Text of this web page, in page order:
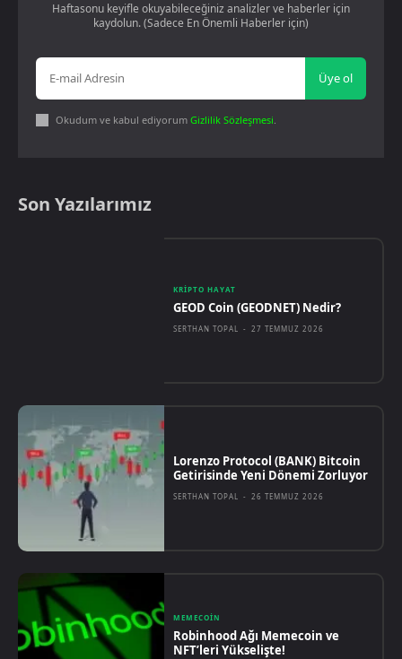
Haftasonu keyifle okuyabileceğiniz analizler ve haberler için
kaydolun. (Sadece En Önemli Haberler için)
Üye ol
Okudum ve kabul ediyorum Gizlilik Sözleşmesi.
Son Yazılarımız
KRIPTO HAYAT
GEOD Coin (GEODNET) Nedir?
SERTHAN TOPAL - 27 TEMMUZ 2026
Lorenzo Protocol (BANK) Bitcoin
Getirisinde Yeni Dönemi Zorluyor
SERTHAN TOPAL - 26 TEMMUZ 2026
MEMECOIN
Robinhood Ağı Memecoin ve
NFT’leri Yükselişte!